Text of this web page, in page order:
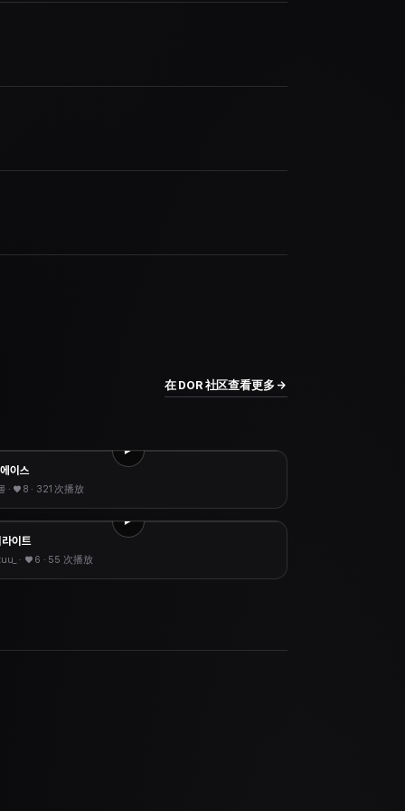
在 DOR 社区查看更多 →
이스
· ♥ 8 · 321 次播放
이트
· ♥ 6 · 55 次播放